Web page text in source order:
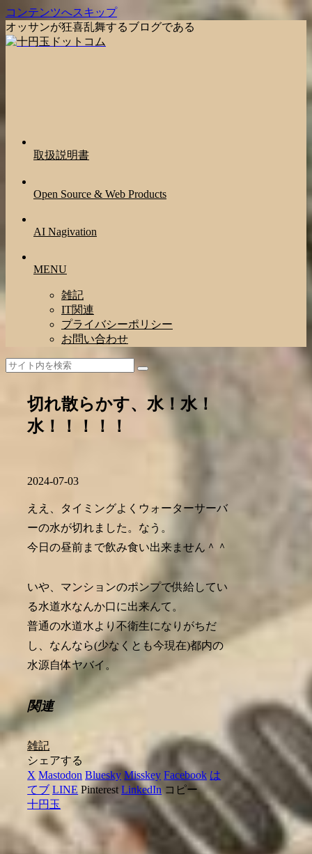
コンテンツへスキップ
オッサンが狂喜乱舞するブログである
取扱説明書
Open Source & Web Products
AI Nagivation
MENU
雑記
IT関連
プライバシーポリシー
お問い合わせ
切れ散らかす、水！水！
水！！！！！
2024-07-03
ええ、タイミングよくウォーターサーバ
ーの水が切れました。なう。
今日の昼前まで飲み食い出来ません＾＾
いや、マンションのポンプで供給してい
る水道水なんか口に出来んて。
普通の水道水より不衛生になりがちだ
し、なんなら(少なくとも今現在)都内の
水源自体ヤバイ。
関連
雑記
シェアする
X Mastodon Bluesky Misskey Facebook は
てブ LINE Pinterest LinkedIn コピー
十円玉